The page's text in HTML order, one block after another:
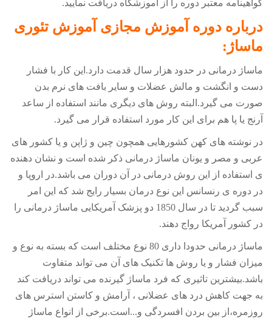
گواهینامه معتبر دوره را از آموزشگاه دریافت نمایید.
درباره دوره آموزش مجازی آموزش تئوری
ماساژ:
ماساژ درمانی در حدود هزار سال قدمت دارد.این کار با فشار
دست و انگشت و مالش عضلات و سایر بافت های نرم بدن
صورت می گیرد.البته روش های دیگری مانند استفاده از ساعد
آرنج یا پا هم برای این کار مورد استفاده قرار می گیرد.
در نوشته های کهن کشورهایی همچون چین و ژاپن و یا کشور های
عربی و مصر و یونان ماساژ درمانی ذکر شده است و نشان دهنده
ی استفاده از این روش درمانی در آن دوران می باشد.در اروپا و
در دوره ی رنسانس این نوع درمان بسیار رایج شد که این امر
سبب گردید تا در سال 1850 دو پزشک آمریکایی ماساژ درمانی را
در کشور آمریکا رواج دهند.
ماساژ درمانی حدودا داری 80 نوع مختلف است که بسته به نوع و
میزان فشار و یا روش ها تکنیک های آن می تواند متفاوت
باشد.بیشترین تاثیری که فرد ماساژ گیرنده می تواند دریافت کند
به جهت کاهش درد های عضلانی ، آرامش و کاستن استرس های
روزمره،از بین بردن افسردگی و...است.برخی از انواع ماساژ